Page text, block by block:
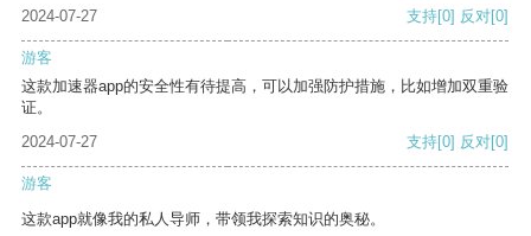
2024-07-27
支持[0] 反对[0]
游客
这款加速器app的安全性有待提高，可以加强防护措施，比如增加双重验
证。
2024-07-27
支持[0] 反对[0]
游客
这款app就像我的私人导师，带领我探索知识的奥秘。